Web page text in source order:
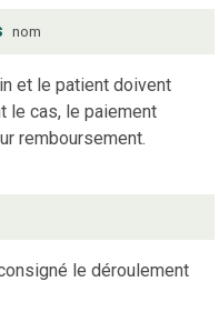
nom
et le patient doivent
le cas, le paiement
remboursement.
le déroulement